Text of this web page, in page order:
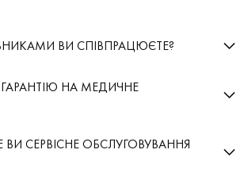
ВИ СПІВПРАЦЮЄТЕ?
як Schiller, Philips, Löwenstein,
Mespa, Matachana, Ace
рішення в галузі охорони
НА МЕДИЧНЕ
постачаємо. Тривалість гарантії
приладу.
СЕРВІСНЕ ОБСЛУГОВУВАННЯ